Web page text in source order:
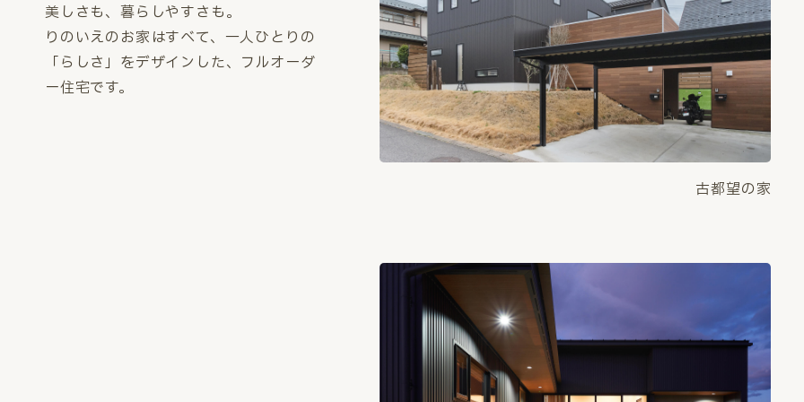
美しさも、暮らしやすさも。
りのいえのお家はすべて、一人ひとりの
「らしさ」をデザインした、フルオーダ
ー住宅です。
古都望の家